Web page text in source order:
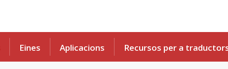
Eines Aplicacions Recursos per a